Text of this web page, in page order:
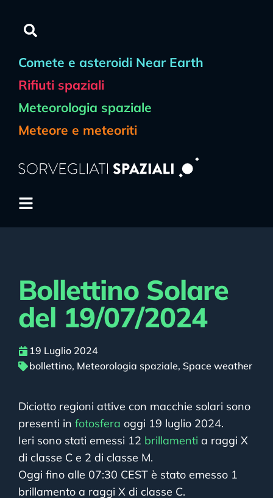
Comete e asteroidi Near Earth
Rifiuti spaziali
Meteorologia spaziale
Meteore e meteoriti
Bollettino Solare
del 19/07/2024
19 Luglio 2024
bollettino, Meteorologia spaziale, Space weather
Diciotto regioni attive con macchie solari sono
presenti in fotosfera oggi 19 luglio 2024.
Ieri sono stati emessi 12 brillamenti a raggi X
di classe C e 2 di classe M.
Oggi fino alle 07:30 CEST è stato emesso 1
brillamento a raggi X di classe C.